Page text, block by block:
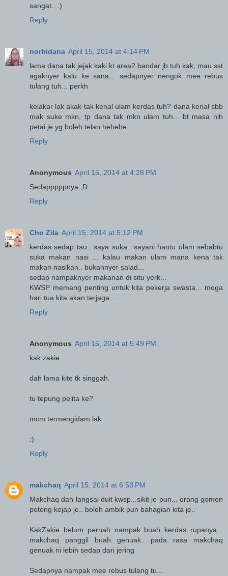
sangat.. :)
Reply
norhidana April 15, 2014 at 4:14 PM
lama dana tak jejak kaki kt area2 bandar jb tuh kak, mau sst
agaknyer kalu ke sana... sedapnyer nengok mee rebus
tulang tuh... perkh
kelakar lak akak tak kenal ulam kerdas tuh? dana kenal sbb
mak suke mkn, tp dana tak mkn ulam tuh... bt masa nih
petai je yg boleh telan hehehe
Reply
Anonymous April 15, 2014 at 4:28 PM
Sedapppppnya ;D
Reply
Cho Zila April 15, 2014 at 5:12 PM
kerdas sedap tau.. saya suka.. sayani hantu ulam sebabtu
suka makan nasi ... kalau makan ulam mana kena tak
makan nasikan.. bukannyer salad...
sedap nampaknyer makanan di situ yerk...
KWSP memang penting untuk kita pekerja swasta... moga
hari tua kita akan terjaga....
Reply
Anonymous April 15, 2014 at 5:49 PM
kak zakie....
dah lama kite tk singgah.
tu tepung pelita ke?
mcm termengidam lak
:)
Reply
makchaq April 15, 2014 at 6:53 PM
Makchaq dah langsai duit kwsp...sikit je pun... orang gomen
potong kejap je.. boleh ambik pun bahagian kita je..
KakZakie belum pernah nampak buah kerdas rupanya...
makchaq panggil buah genuak.. pada rasa makchaq
genuak ni lebih sedap dari jering
Sedapnya nampak mee rebus tulang tu...